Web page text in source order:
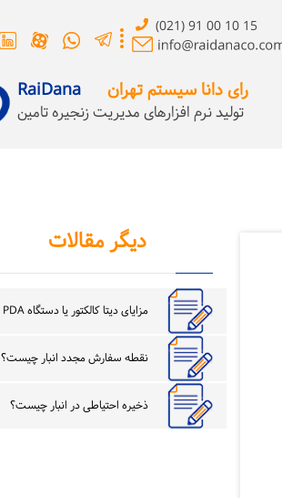
(021) 91 00 10 15
رای دانا سیستم تهران RaiDana
تولید نرم افزارهای مدیریت زنجیره تامین
دیگر مقالات
مزایای دیتا کالکتور یا دستگاه PDA
نقطه سفارش مجدد انبار چیست؟
ذخیره احتیاطی در انبار چیست؟